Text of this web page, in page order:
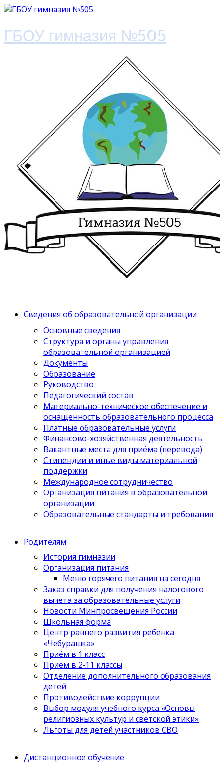
ГБОУ гимназия №505
Сведения об образовательной организации
Основные сведения
Структура и органы управления
образовательной организацией
Документы
Образование
Руководство
Педагогический состав
Материально-техническое обеспечение и
оснащенность образовательного процесса
Платные образовательные услуги
Финансово-хозяйственная деятельность
Вакантные места для приёма (перевода)
Стипендии и иные виды материальной
поддержки
Международное сотрудничество
Организация питания в образовательной
организации
Образовательные стандарты и требования
Родителям
История гимназии
Организация питания
Меню горячего питания на сегодня
Заказ справки для получения налогового
вычета за образовательные услуги
Новости Минпросвещения России
Школьная форма
Центр раннего развития ребенка
«Чебурашка»
Приём в 1 класс
Приём в 2-11 классы
Отделение дополнительного образования
детей
Противодействие коррупции
Выбор модуля учебного курса «Основы
религиозных культур и светской этики»
Льготы для детей участников СВО
Дистанционное обучение